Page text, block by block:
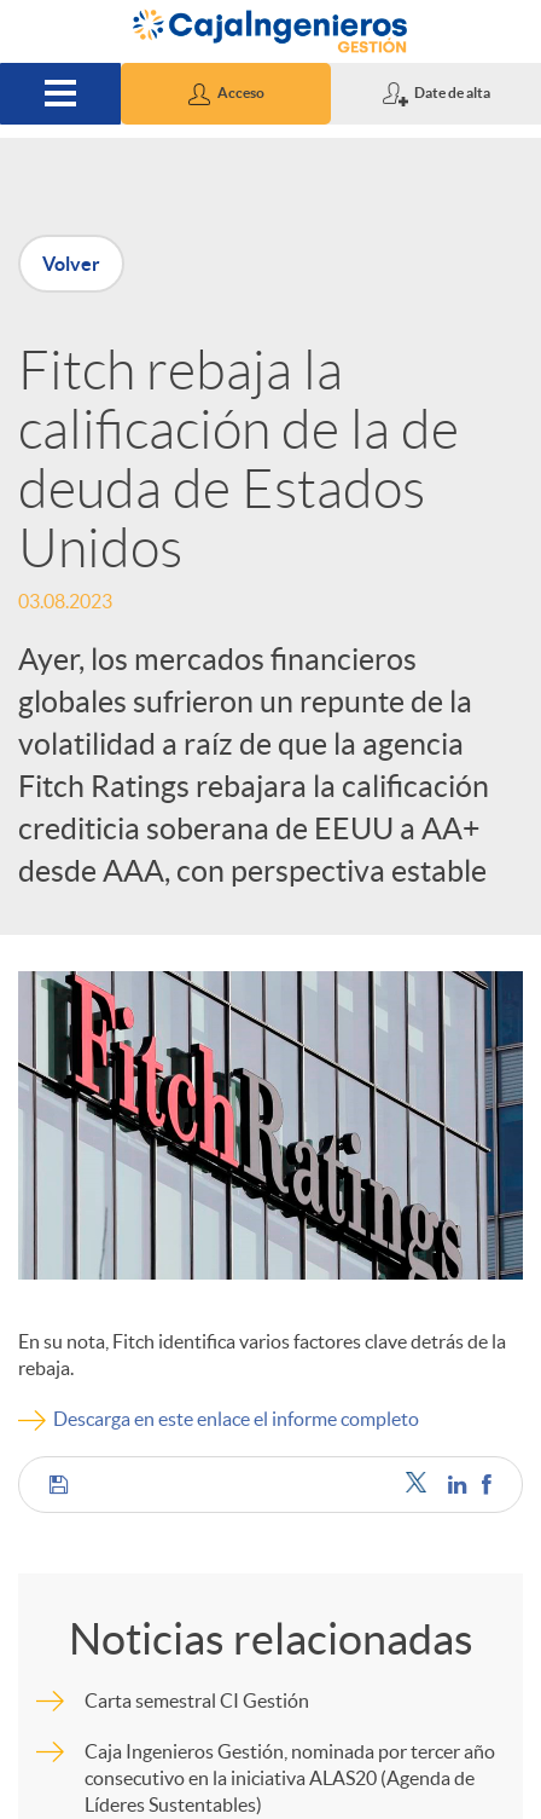
Saltar al contenido principal
Acceso Date de alta
P
u
b
l
i
c
a
d
o
d
e
c
t
e
d
o
Volver
Fitch rebaja la
calificación de la de
deuda de Estados
Unidos
03.08.2023
Ayer, los mercados financieros
globales sufrieron un repunte de la
volatilidad a raíz de que la agencia
Fitch Ratings rebajara la calificación
crediticia soberana de EEUU a AA+
desde AAA, con perspectiva estable
En su nota, Fitch identifica varios factores clave detrás de la
rebaja.
Descarga en este enlace el informe completo
C
p
Noticias relacionadas
Carta semestral CI Gestión
Caja Ingenieros Gestión, nominada por tercer año
consecutivo en la iniciativa ALAS20 (Agenda de
Líderes Sustentables)